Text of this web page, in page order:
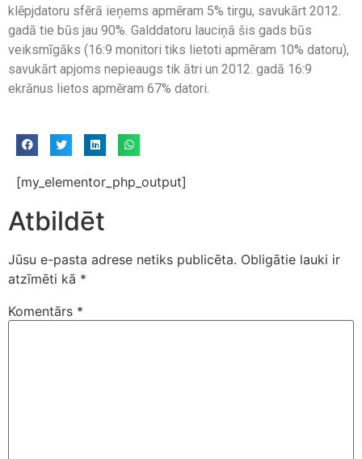
klēpjdatoru sfērā ieņems apmēram 5% tirgu, savukārt 2012.
gadā tie būs jau 90%. Galddatoru lauciņā šis gads būs
veiksmīgāks (16:9 monitori tiks lietoti apmēram 10% datoru),
savukārt apjoms nepieaugs tik ātri un 2012. gadā 16:9
ekrānus lietos apmēram 67% datori.
[my_elementor_php_output]
Atbildēt
Jūsu e-pasta adrese netiks publicēta. Obligātie lauki ir
atzīmēti kā *
Komentārs *